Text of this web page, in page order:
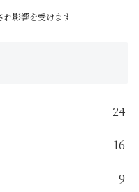
れ影響を受けます
24
16
9